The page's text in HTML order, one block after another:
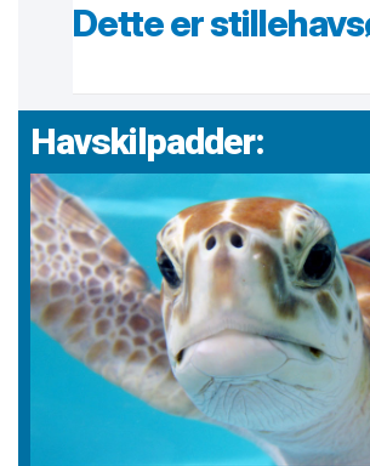
Dette er
Havskilpadder: